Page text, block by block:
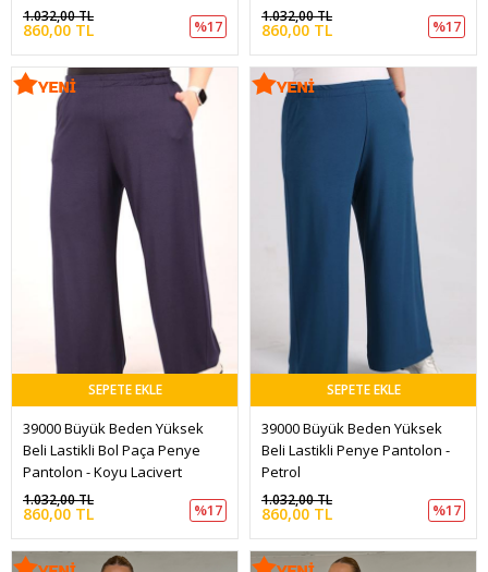
860,00 TL
1.032,00 TL
%17 860,00 TL
1.032,00 TL
%17
SEPETE EKLE
39000 Büyük Beden Yüksek
Beli Lastikli Bol Paça Penye
Pantolon - Koyu Lacivert
860,00 TL
1.032,00 TL
%17
SEPETE EKLE
39000 Büyük Beden Yüksek
Beli Lastikli Penye Pantolon -
Petrol
860,00 TL
1.032,00 TL
%17